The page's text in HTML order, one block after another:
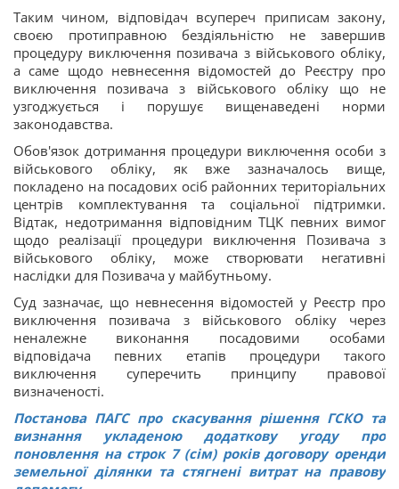
Таким чином, відповідач всупереч приписам закону,
своєю протиправною бездіяльністю не завершив
процедуру виключення позивача з військового обліку,
а саме щодо невнесення відомостей до Реєстру про
виключення позивача з військового обліку що не
узгоджується і порушує вищенаведені норми
законодавства.
Обов'язок дотримання процедури виключення особи з
військового обліку, як вже зазначалось вище,
покладено на посадових осіб районних територіальних
центрів комплектування та соціальної підтримки.
Відтак, недотримання відповідним ТЦК певних вимог
щодо реалізації процедури виключення Позивача з
військового обліку, може створювати негативні
наслідки для Позивача у майбутньому.
Суд зазначає, що невнесення відомостей у Реєстр про
виключення позивача з військового обліку через
неналежне виконання посадовими особами
відповідача певних етапів процедури такого
виключення суперечить принципу правової
визначеності.
Постанова ПАГС про скасування рішення ГСКО та
визнання укладеною додаткову угоду про
поновлення на строк 7 (сім) років договору оренди
земельної ділянки та стягнені витрат на правову